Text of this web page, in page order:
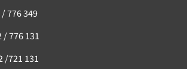
776 349
/ 776 131
/721 131